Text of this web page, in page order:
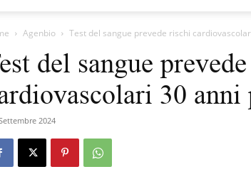
Agenbio Test del sangue prevede rischi
del sangue
30 anni
2024